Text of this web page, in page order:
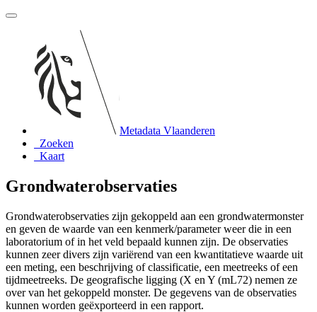
Metadata Vlaanderen
Zoeken
Kaart
Grondwaterobservaties
Grondwaterobservaties zijn gekoppeld aan een grondwatermonster
en geven de waarde van een kenmerk/parameter weer die in een
laboratorium of in het veld bepaald kunnen zijn. De observaties
kunnen zeer divers zijn variërend van een kwantitatieve waarde uit
een meting, een beschrijving of classificatie, een meetreeks of een
tijdmeetreeks. De geografische ligging (X en Y (mL72) nemen ze
over van het gekoppeld monster. De gegevens van de observaties
kunnen worden geëxporteerd in een rapport.